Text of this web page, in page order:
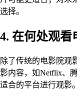
选择。
4. 在何处观看
除了传统的电影院观
影内容，如Netflix、
适合的平台进行观影。